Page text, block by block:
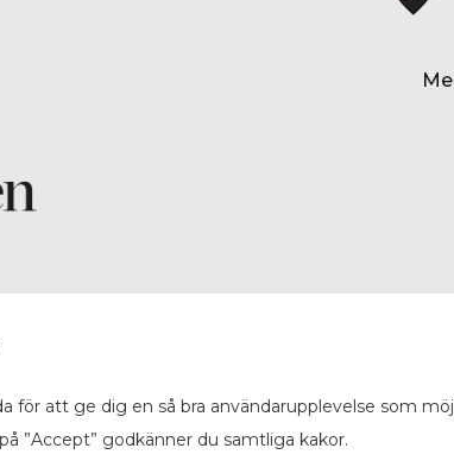
för att ge dig en så bra användarupplevelse som
”Accept” godkänner du samtliga kakor.